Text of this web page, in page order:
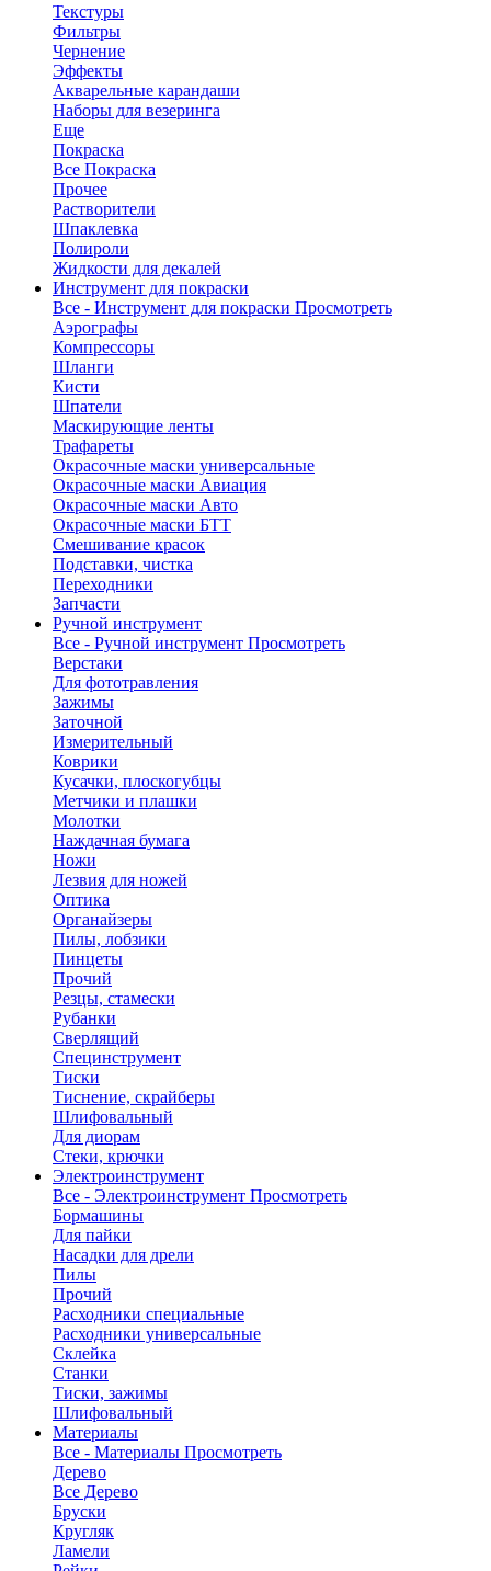
Текстуры
Фильтры
Чернение
Эффекты
Акварельные карандаши
Наборы для везеринга
Еще
Покраска
Все Покраска
Прочее
Растворители
Шпаклевка
Полироли
Жидкости для декалей
Инструмент для покраски
Все - Инструмент для покраски Просмотреть
Аэрографы
Компрессоры
Шланги
Кисти
Шпатели
Маскирующие ленты
Трафареты
Окрасочные маски универсальные
Окрасочные маски Авиация
Окрасочные маски Авто
Окрасочные маски БТТ
Смешивание красок
Подставки, чистка
Переходники
Запчасти
Ручной инструмент
Все - Ручной инструмент Просмотреть
Верстаки
Для фототравления
Зажимы
Заточной
Измерительный
Коврики
Кусачки, плоскогубцы
Метчики и плашки
Молотки
Наждачная бумага
Ножи
Лезвия для ножей
Оптика
Органайзеры
Пилы, лобзики
Пинцеты
Прочий
Резцы, стамески
Рубанки
Сверлящий
Специнструмент
Тиски
Тиснение, скрайберы
Шлифовальный
Для диорам
Стеки, крючки
Электроинструмент
Все - Электроинструмент Просмотреть
Бормашины
Для пайки
Насадки для дрели
Пилы
Прочий
Расходники специальные
Расходники универсальные
Склейка
Станки
Тиски, зажимы
Шлифовальный
Материалы
Все - Материалы Просмотреть
Дерево
Все Дерево
Бруски
Кругляк
Ламели